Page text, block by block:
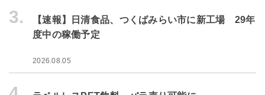
3.
【速報】日清食品、つくばみらい市に新工場 29年
度中の稼働予定
2026.08.05